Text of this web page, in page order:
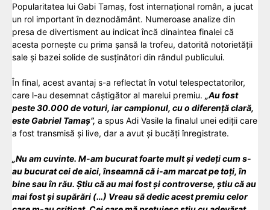
Popularitatea lui Gabi Tamaș, fost internațional român, a jucat
un rol important în deznodământ. Numeroase analize din
presa de divertisment au indicat încă dinaintea finalei că
acesta pornește cu prima șansă la trofeu, datorită notorietății
sale și bazei solide de susținători din rândul publicului.
În final, acest avantaj s-a reflectat în votul telespectatorilor,
care l-au desemnat câștigător al marelui premiu. „Au fost
peste 30.000 de voturi, iar campionul, cu o diferență clară,
este Gabriel Tamaș”, a spus Adi Vasile la finalul unei ediții care
a fost transmisă și live, dar a avut și bucăți înregistrate.
„Nu am cuvinte. M-am bucurat foarte mult și vedeți cum s-
au bucurat cei de aici, înseamnă că i-am marcat pe toți, în
bine sau în rău. Știu că au mai fost și controverse, știu că au
mai fost și supărări (…) Vreau să dedic acest premiu celor